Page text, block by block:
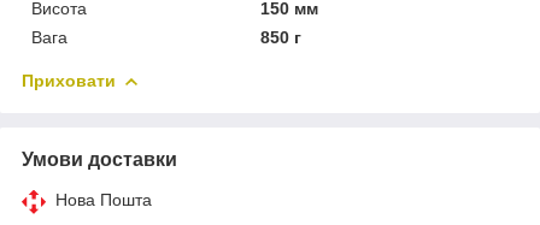
Висота
150 мм
Вага
850 г
Приховати
Умови доставки
Нова Пошта